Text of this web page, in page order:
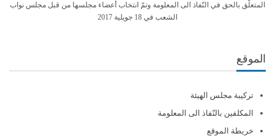
المتعلّق بالحق في النّفاذ الى المعلومة وتمّ انتخاب أعضاء مجلسها من قبل مجلس نواب
الشعب في 18 جويلية 2017
الموقع
تركيبة مجلس الهيئة
المكلفين بالنّفاذ الى المعلومة
خريطة الموقع